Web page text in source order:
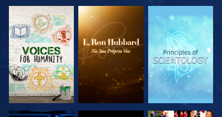
EXPLORAR A
SÉRIE
EXPLORAR A
SÉRIE
EXPLORAR A
SÉRIE